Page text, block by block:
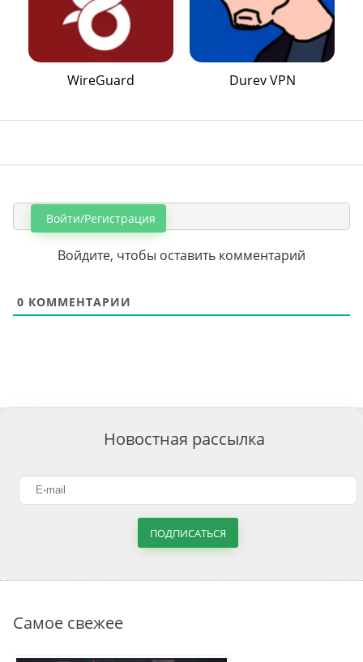
WireGuard Durev VPN
Войти/Регистрация
Войдите, чтобы оставить комментарий
0 КОММЕНТАРИИ
Новостная рассылка
ПОДПИСАТЬСЯ
Самое свежее